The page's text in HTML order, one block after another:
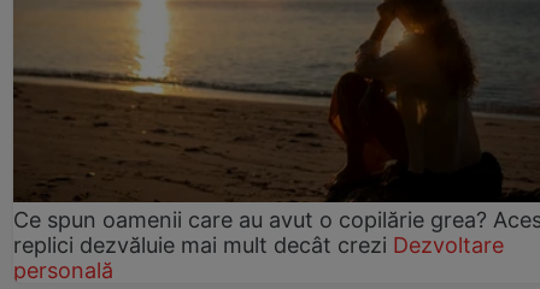
Ce spun oamenii care au avut o copilărie grea?
replici dezvăluie mai mult decât crezi Dezvoltare
personală